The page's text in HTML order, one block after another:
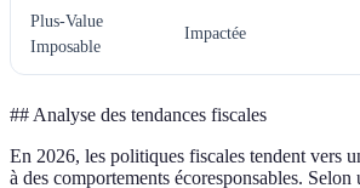
Plus-Value
Imposable
Impactée
## Analyse des tendances fiscales
En 2026, les politiques fiscales tendent vers
à des comportements écoresponsables. Selon